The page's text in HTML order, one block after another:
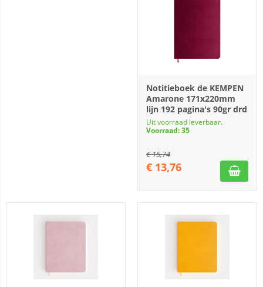
Notitieboek de KEMPEN
Amarone 171x220mm
lijn 192 pagina's 90gr drd
Uit voorraad leverbaar.
Voorraad: 35
€15,74
€ 13,76